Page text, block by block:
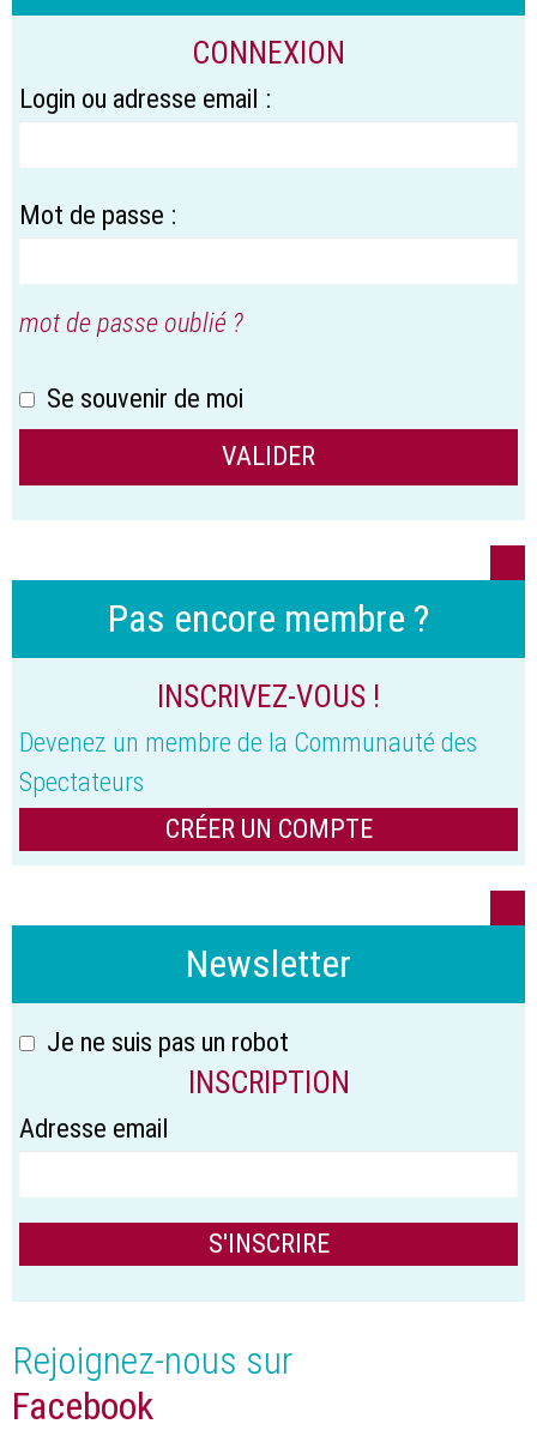
CONNEXION
Login ou adresse email :
Mot de passe :
mot de passe oublié ?
Se souvenir de moi
Pas encore membre ?
INSCRIVEZ-VOUS !
Devenez un membre de la Communauté des
Spectateurs
CRÉER UN COMPTE
Newsletter
Je ne suis pas un robot
INSCRIPTION
Adresse email
Rejoignez-nous sur
Facebook